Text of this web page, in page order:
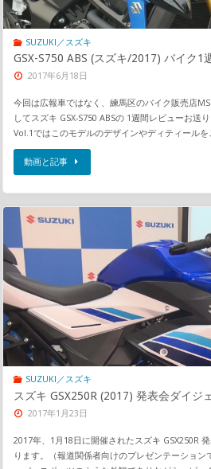
SUZUKI／スズキ
GSX-S750 ABS (スズキ/2017) バイク1
2017年6月18日
今回は広報車ではなく、練馬区のバイク販売店
してスズキ GSX-S750 ABSの 1週間レビューお送
Vol.1ではこのモデルのデザインやディティール
動画と記事
SUZUKI／スズキ
スズキ GSX250R (2017) 発表会ダイジ
2017年1月23日
2017年、1月18日に開催されたスズキ GSX250R
ります。（報道関係者向けのプレゼンテーショ